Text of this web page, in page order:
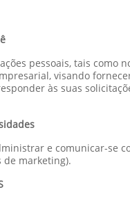
pessoais, tais como
visando
às suas
e comunicar-se
de marketing).